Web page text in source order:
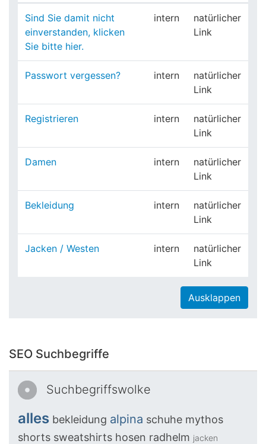
Sind Sie damit nicht
einverstanden, klicken
Sie bitte hier.
intern
natürlicher
Link
Passwort vergessen? intern
natürlicher
Link
Registrieren intern
natürlicher
Link
Damen intern
natürlicher
Link
Bekleidung intern
natürlicher
Link
Jacken / Westen intern
natürlicher
Link
Ausklappen
SEO Suchbegriffe
Suchbegriffswolke
alles bekleidung alpina schuhe mythos
shorts sweatshirts hosen radhelm jacken